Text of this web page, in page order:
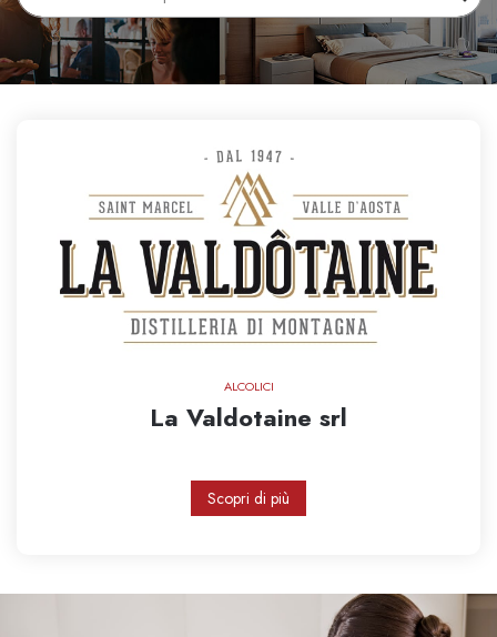
ALCOLICI
La Valdotaine srl
Scopri di più